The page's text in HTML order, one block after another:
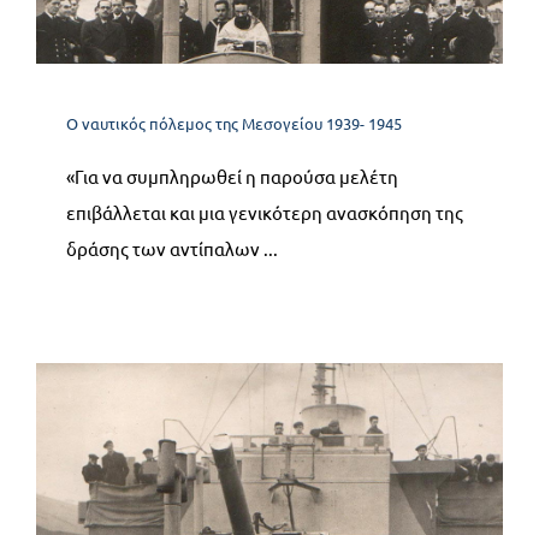
Επικοινωνία
της δράσης των αντίπαλων
Ναυτικών
Ο ναυτικός πόλεμος της Μεσογείου 1939- 1945
«Για να συμπληρωθεί η παρούσα μελέτη
επιβάλλεται και μια γενικότερη ανασκόπηση της
δράσης των αντίπαλων ...